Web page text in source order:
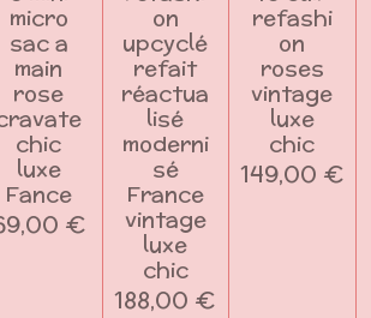
micro
sac a
main
rose
chic
luxe
Fance
€
on
upcyclé
refait
réactua
lisé
moderni
sé
France
vintage
luxe
chic
188,00 €
refashi
on
roses
vintage
luxe
chic
149,00 €